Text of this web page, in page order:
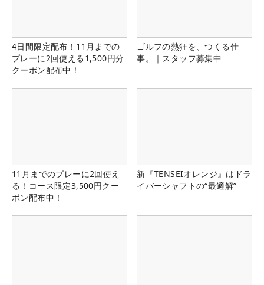
4日間限定配布！11月までの
プレーに2回使える1,500円分
クーポン配布中！
ゴルフの熱狂を、つくる仕
事。｜スタッフ募集中
11月までのプレーに2回使え
る！コース限定3,500円クー
ポン配布中！
新『TENSEIオレンジ』はドラ
イバーシャフトの“最適解”